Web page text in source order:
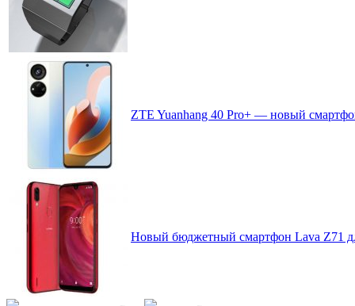
ZTE Yuanhang 40 Pro+ — новый
Новый бюджетный смартфон Lava Z71